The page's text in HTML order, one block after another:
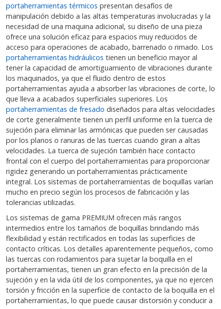
portaherramientas térmicos presentan desafíos de
manipulación debido a las altas temperaturas involucradas y la
necesidad de una maquina adicional, su diseño de una pieza
ofrece una solución eficaz para espacios muy reducidos de
acceso para operaciones de acabado, barrenado o rimado. Los
portaherramientas hidráulicos tienen un beneficio mayor al
tener la capacidad de amortiguamiento de vibraciones durante
los maquinados, ya que el fluido dentro de estos
portaherramientas ayuda a absorber las vibraciones de corte, lo
que lleva a acabados superficiales superiores. Los
portaherramientas de fresado diseñados para altas velocidades
de corte generalmente tienen un perfil uniforme en la tuerca de
sujeción para eliminar las armónicas que pueden ser causadas
por los planos o ranuras de las tuercas cuando giran a altas
velocidades. La tuerca de sujeción también hace contacto
frontal con el cuerpo del portaherramientas para proporcionar
rigidez generando un portaherramientas prácticamente
integral. Los sistemas de portaherramientas de boquillas varían
mucho en precio según los procesos de fabricación y las
tolerancias utilizadas.
Los sistemas de gama PREMIUM ofrecen más rangos
intermedios entre los tamaños de boquillas brindando más
flexibilidad y están rectificados en todas las superficies de
contacto críticas. Los detalles aparentemente pequeños, como
las tuercas con rodamientos para sujetar la boquilla en el
portaherramientas, tienen un gran efecto en la precisión de la
sujeción y en la vida útil de los componentes, ya que no ejercen
torsión y fricción en la superficie de contacto de la boquilla en el
portaherramientas, lo que puede causar distorsión y conducir a